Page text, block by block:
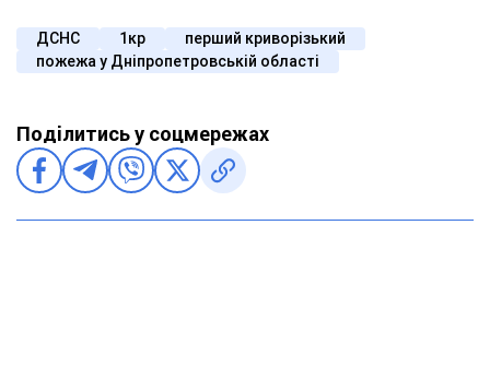
ДСНС 1кр
перший криворізький
пожежа у Дніпропетровській області
Поділитись у соцмережах